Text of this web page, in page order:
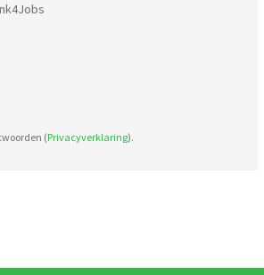
(Privacyverklaring).